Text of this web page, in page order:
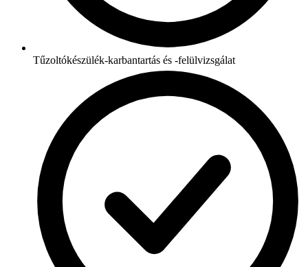
Tűzoltókészülék-karbantartás és -felülvizsgálat